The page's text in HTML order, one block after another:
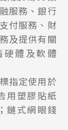
服務、銀行
付服務、財
及提供有關
體及軟體
指定使用於
用塑膠貼紙
鏈式網眼錢